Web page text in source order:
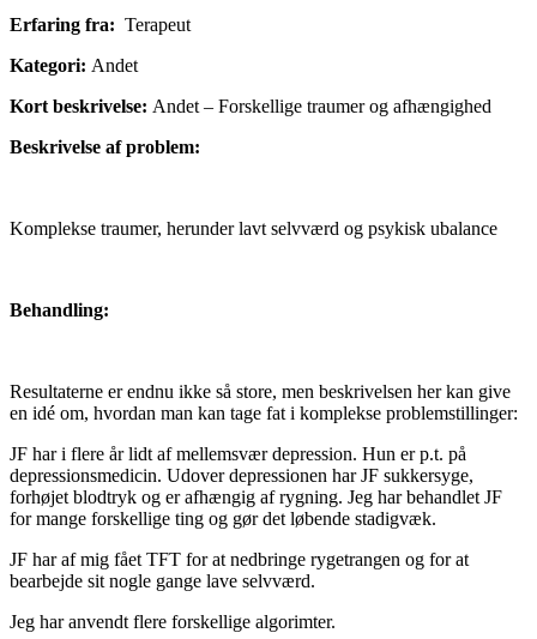
Erfaring fra: Terapeut
Kategori: Andet
Kort beskrivelse: Andet – Forskellige traumer og afhængighed
Beskrivelse af problem:
Komplekse traumer, herunder lavt selvværd og psykisk ubalance
Behandling:
Resultaterne er endnu ikke så store, men beskrivelsen her kan give
en idé om, hvordan man kan tage fat i komplekse problemstillinger:
JF har i flere år lidt af mellemsvær depression. Hun er p.t. på
depressionsmedicin. Udover depressionen har JF sukkersyge,
forhøjet blodtryk og er afhængig af rygning. Jeg har behandlet JF
for mange forskellige ting og gør det løbende stadigvæk.
JF har af mig fået TFT for at nedbringe rygetrangen og for at
bearbejde sit nogle gange lave selvværd.
Jeg har anvendt flere forskellige algorimter.